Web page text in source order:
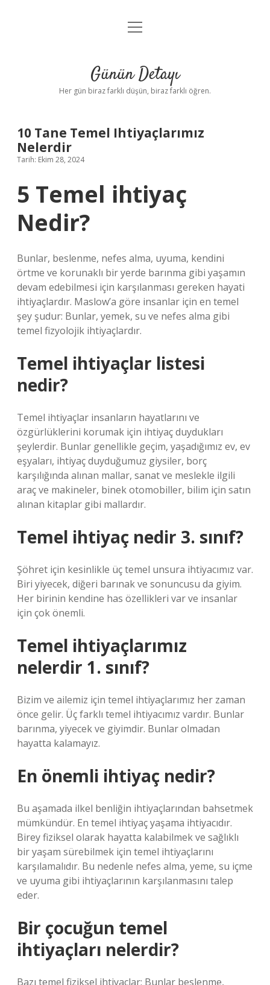
Anasayfa
Yasal Uyarı
menüyü
Günün Detayı
Her gün biraz farklı düşün, biraz farklı öğren.
10 Tane Temel Ihtiyaçlarımız
Nelerdir
Tarih: Ekim 28, 2024
5 Temel ihtiyaç
Nedir?
Bunlar, beslenme, nefes alma, uyuma, kendini
örtme ve korunaklı bir yerde barınma gibi yaşamın
devam edebilmesi için karşılanması gereken hayati
ihtiyaçlardır. Maslow’a göre insanlar için en temel
şey şudur: Bunlar, yemek, su ve nefes alma gibi
temel fizyolojik ihtiyaçlardır.
Temel ihtiyaçlar listesi
nedir?
Temel ihtiyaçlar insanların hayatlarını ve
özgürlüklerini korumak için ihtiyaç duydukları
şeylerdir. Bunlar genellikle geçim, yaşadığımız ev, ev
eşyaları, ihtiyaç duyduğumuz giysiler, borç
karşılığında alınan mallar, sanat ve meslekle ilgili
araç ve makineler, binek otomobiller, bilim için satın
alınan kitaplar gibi mallardır.
Temel ihtiyaç nedir 3. sınıf?
Şöhret için kesinlikle üç temel unsura ihtiyacımız var.
Biri yiyecek, diğeri barınak ve sonuncusu da giyim.
Her birinin kendine has özellikleri var ve insanlar
için çok önemli.
Temel ihtiyaçlarımız
nelerdir 1. sınıf?
Bizim ve ailemiz için temel ihtiyaçlarımız her zaman
önce gelir. Üç farklı temel ihtiyacımız vardır. Bunlar
barınma, yiyecek ve giyimdir. Bunlar olmadan
hayatta kalamayız.
En önemli ihtiyaç nedir?
Bu aşamada ilkel benliğin ihtiyaçlarından bahsetmek
mümkündür. En temel ihtiyaç yaşama ihtiyacıdır.
Birey fiziksel olarak hayatta kalabilmek ve sağlıklı
bir yaşam sürebilmek için temel ihtiyaçlarını
karşılamalıdır. Bu nedenle nefes alma, yeme, su içme
ve uyuma gibi ihtiyaçlarının karşılanmasını talep
eder.
Bir çocuğun temel
ihtiyaçları nelerdir?
Bazı temel fiziksel ihtiyaçlar; Bunlar beslenme,